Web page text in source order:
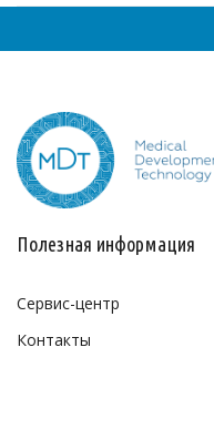
Полезная информация
Сервис-центр
Контакты